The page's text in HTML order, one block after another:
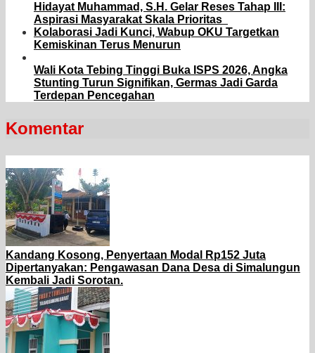
Hidayat Muhammad, S.H. Gelar Reses Tahap III:
Aspirasi Masyarakat Skala Prioritas
Kolaborasi Jadi Kunci, Wabup OKU Targetkan
Kemiskinan Terus Menurun
Wali Kota Tebing Tinggi Buka ISPS 2026, Angka
Stunting Turun Signifikan, Germas Jadi Garda
Terdepan Pencegahan
Komentar
Kandang Kosong, Penyertaan Modal Rp152 Juta
Dipertanyakan: Pengawasan Dana Desa di Simalungun
Kembali Jadi Sorotan.